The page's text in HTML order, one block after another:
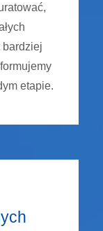
bardziej
etapie.